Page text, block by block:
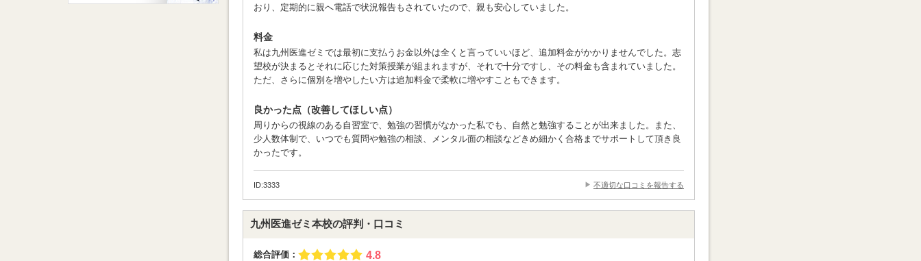
おり、定期的に親へ電話で状況報告もされていたので、親も安心していました。
料金
私は九州医進ゼミでは最初に支払うお金以外は全くと言っていいほど、追加料金がかかりませんでした。志
望校が決まるとそれに応じた対策授業が組まれますが、それで十分ですし、その料金も含まれていました。
ただ、さらに個別を増やしたい方は追加料金で柔軟に増やすこともできます。
良かった点（改善してほしい点）
周りからの視線のある自習室で、勉強の習慣がなかった私でも、自然と勉強することが出来ました。また、
少人数体制で、いつでも質問や勉強の相談、メンタル面の相談などきめ細かく合格までサポートして頂き良
かったです。
ID:3333 不適切な口コミを報告する
九州医進ゼミ本校の評判・口コミ
総合評価： 4.8